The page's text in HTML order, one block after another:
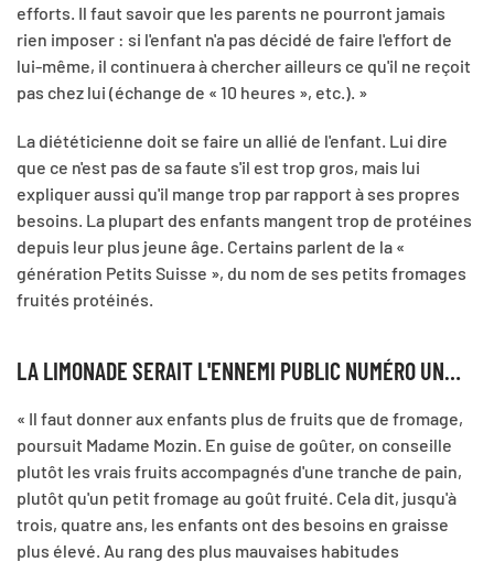
efforts. Il faut savoir que les parents ne pourront jamais
rien imposer : si l'enfant n'a pas décidé de faire l'effort de
lui-même, il continuera à chercher ailleurs ce qu'il ne reçoit
pas chez lui (échange de « 10 heures », etc.). »
La diététicienne doit se faire un allié de l'enfant. Lui dire
que ce n'est pas de sa faute s'il est trop gros, mais lui
expliquer aussi qu'il mange trop par rapport à ses propres
besoins. La plupart des enfants mangent trop de protéines
depuis leur plus jeune âge. Certains parlent de la «
génération Petits Suisse », du nom de ses petits fromages
fruités protéinés.
LA LIMONADE SERAIT L'ENNEMI PUBLIC NUMÉRO UN…
« Il faut donner aux enfants plus de fruits que de fromage,
poursuit Madame Mozin. En guise de goûter, on conseille
plutôt les vrais fruits accompagnés d'une tranche de pain,
plutôt qu'un petit fromage au goût fruité. Cela dit, jusqu'à
trois, quatre ans, les enfants ont des besoins en graisse
plus élevé. Au rang des plus mauvaises habitudes